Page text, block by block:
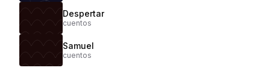
Despertar
cuentos
Samuel
cuentos